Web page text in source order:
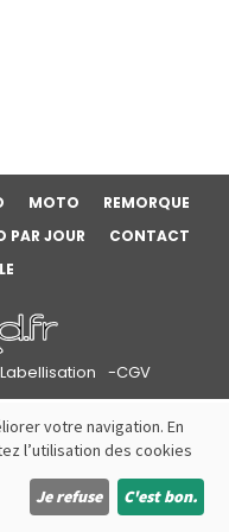
MOTO
REMORQUE
PAR JOUR
CONTACT
Labellisation CGV
04 74 57 35 06
votre navigation. En
l’utilisation des cookies
Je refuse C'est bon.